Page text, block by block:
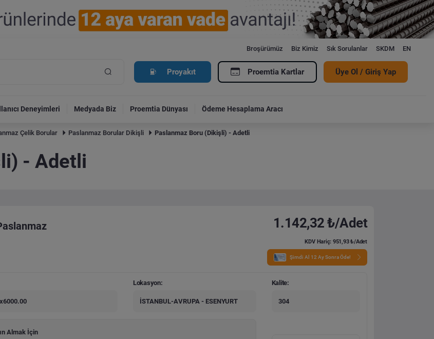
Broşürümüz Biz Kimiz Sık Sorulanlar SKDM EN
Proyakıt Proemtia Kartlar Üye Ol / Giriş Yap
Deneyimleri Medyada Biz Proemtia Dünyası Ödeme Hesaplama Aracı
Çelik Borular Paslanmaz Borular Dikişli Paslanmaz Boru (Dikişli) - Adetli
- Adetli
1.142,32 ₺/Adet
KDV Hariç: 951,93 ₺/Adet
Şimdi Al 12 Ay Sonra Öde!
Lokasyon:
İSTANBUL-AVRUPA - ESENYURT
Kalite:
304
Almak İçin